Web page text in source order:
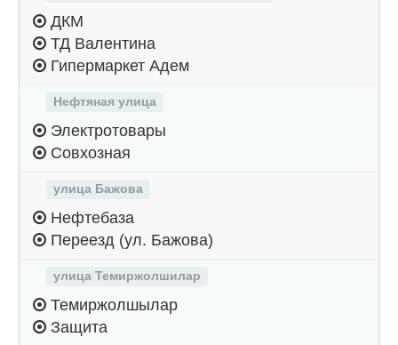
ДКМ
ТД Валентина
Гипермаркет Адем
Нефтяная улица
Электротовары
Совхозная
улица Бажова
Нефтебаза
Переезд (ул. Бажова)
улица Темиржолшилар
Темиржолшылар
Защита